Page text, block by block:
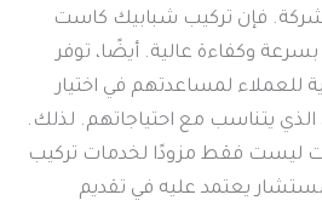
فإن تركيب شبابيك كاست
وكفاءة عالية. أيضًا، توفر
للعملاء لمساعدتهم في اختيار
الذي يتناسب مع احتياجاتهم. لذلك.
ليست فقط مزودًا لخدمات تركيب
يعتمد عليه في تقديم